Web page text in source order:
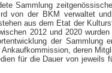
Sammlung
von der BKM verwaltet
aus dem Etat der
2012 und 2020
der Sammlung
Ankaufkommission, deren
für die Dauer von jeweils